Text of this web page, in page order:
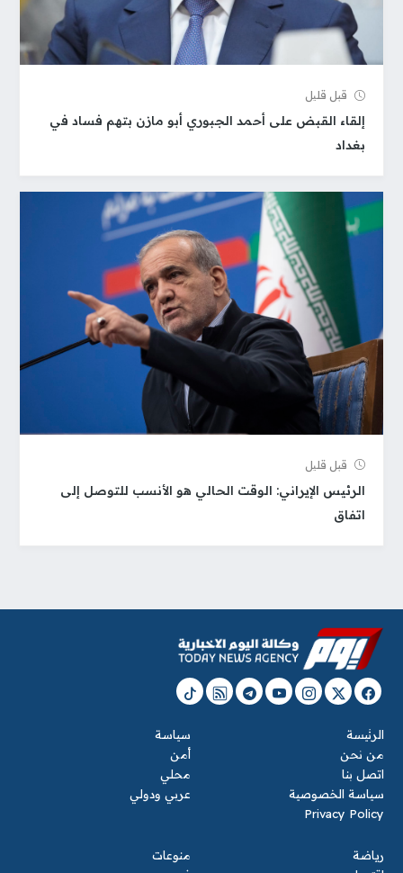
قبل قلیل
إلقاء القبض على أحمد الجبوري أبو مازن بتهم فساد في
بغداد
قبل قلیل
الرئيس الإيراني: الوقت الحالي هو الأنسب للتوصل إلى
اتفاق
الرئيسة
من نحن
اتصل بنا
سياسة الخصوصية
Privacy Policy
سياسة
أمن
محلي
عربي ودولي
رياضة
منوعات